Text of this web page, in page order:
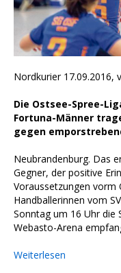
Nordkurier 17.09.2016,
Die Ostsee-Spree-
Fortuna-Männer
gegen
Neubrandenburg. Das
Gegner, der positive
Voraussetzungen vorm
Handballerinnen vom
Sonntag um 16 Uhr die
Webasto-Arena
Weiterlesen